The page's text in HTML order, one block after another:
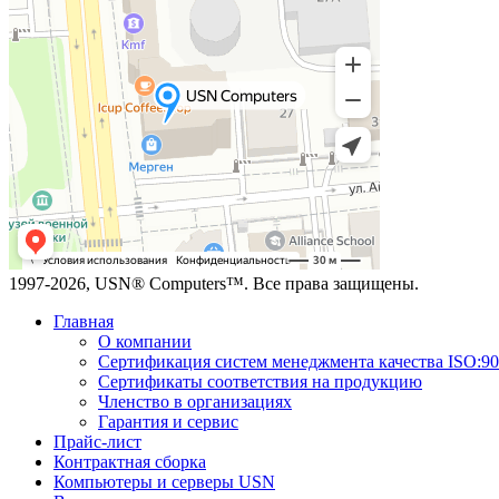
1997-2026, USN® Computers™. Все права защищены.
Главная
О компании
Сертификация систем менеджмента качества
Сертификаты соответствия на продукцию
Членство в организациях
Гарантия и сервис
Прайс-лист
Контрактная сборка
Компьютеры и серверы USN